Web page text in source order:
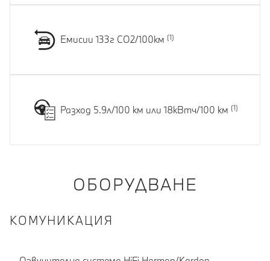
Емисии 133г CO2/100км
Разход 5.9л/100 км или 18кВтч/100 км
ОБОРУДВАНЕ
КОМУНИКАЦИЯ